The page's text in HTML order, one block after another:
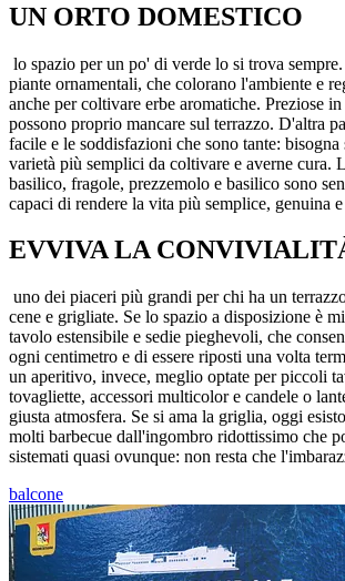
UN ORTO DOMESTICO
lo spazio per un po' di verde lo si trova
piante ornamentali, che colorano l'ambiente e
anche per coltivare erbe aromatiche. Preziose
possono proprio mancare sul terrazzo. D'altra
facile e le soddisfazioni che sono tante: bisogna
varietà più semplici da coltivare e averne cura.
basilico, fragole, prezzemolo e basilico sono
capaci di rendere la vita più semplice, genuina e
EVVIVA LA
uno dei piaceri più grandi per chi ha un
cene e grigliate. Se lo spazio a disposizione è
tavolo estensibile e sedie pieghevoli, che
ogni centimetro e di essere riposti una volta
un aperitivo, invece, meglio optate per piccoli
tovagliette, accessori multicolor e candele o
giusta atmosfera. Se si ama la griglia, oggi
molti barbecue dall'ingombro ridottissimo che
sistemati quasi ovunque: non resta che
balcone